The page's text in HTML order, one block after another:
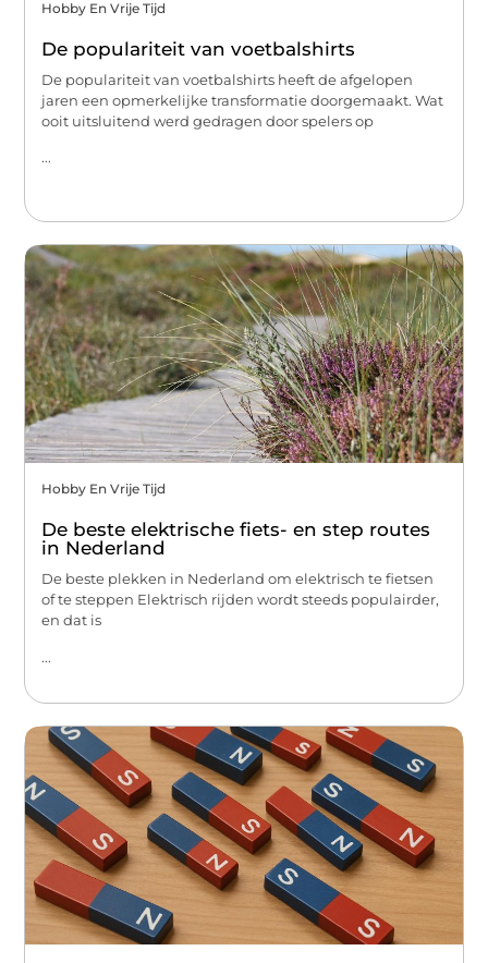
Hobby En Vrije Tijd
De populariteit van voetbalshirts
De populariteit van voetbalshirts heeft de afgelopen
jaren een opmerkelijke transformatie doorgemaakt. Wat
ooit uitsluitend werd gedragen door spelers op
...
Hobby En Vrije Tijd
De beste elektrische fiets- en step routes
in Nederland
De beste plekken in Nederland om elektrisch te fietsen
of te steppen Elektrisch rijden wordt steeds populairder,
en dat is
...